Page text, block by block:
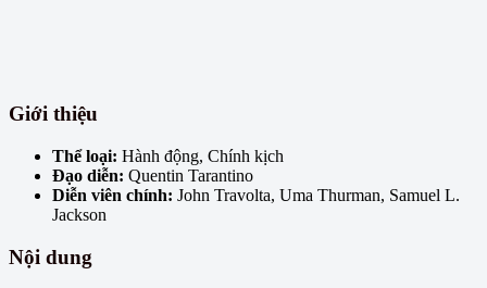
Giới thiệu
Thể loại: Hành động, Chính kịch
Đạo diễn: Quentin Tarantino
Diễn viên chính: John Travolta, Uma Thurman, Samuel L.
Jackson
Nội dung